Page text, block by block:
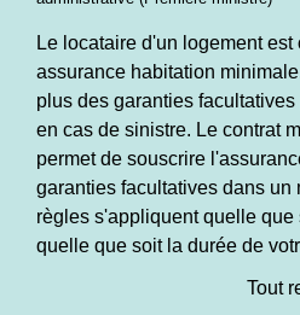
Le locataire d'un logement
assurance habitation
plus des garanties
en cas de sinistre. Le contrat
permet de souscrire
garanties facultatives dans un
règles s'appliquent quelle
quelle que soit la durée de
Tout